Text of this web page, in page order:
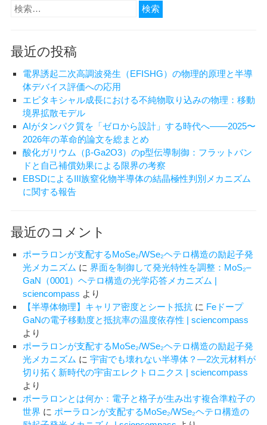
方
イ
検
最近の投稿
電界誘起二次高調波発生（EFISHG）の物理的原理と半導
体デバイス評価への応用
エピタキシャル成長における不純物取り込みの物理：移動
境界拡散モデル
AIがタンパク質を「ゼロから設計」する時代へ——2025〜
2026年の革命的論文を総まとめ
酸化ガリウム（β-Ga2O3）のp型伝導制御：フラットバン
ドと自己補償効果による限界の考察
EBSDによるIII族窒化物半導体の結晶極性判別メカニズム
に関する報告
最近のコメント
ポーラロンが支配するMoSe₂/WSe₂ヘテロ構造の励起子発
光メカニズム に 界面を制御して発光特性を調整：MoS₂–
GaN（0001）ヘテロ構造の光学応答メカニズム |
sciencompass より
【半導体物理】キャリア密度とシート抵抗に Feドープ
GaNの電子移動度と抵抗率の温度依存性 | sciencompass
より
ポーラロンが支配するMoSe₂/WSe₂ヘテロ構造の励起子発
光メカニズム に 宇宙でも壊れない半導体？―2次元材料が
切り拓く新時代の宇宙エレクトロニクス | sciencompass
より
ポーラロンとは何か：電子と格子が生み出す複合準粒子の
世界 に ポーラロンが支配するMoSe₂/WSe₂ヘテロ構造の